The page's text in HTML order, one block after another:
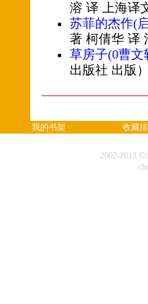
溶 译 上海译
苏菲的杰作(
著 柯倩华 译
草房子(0曹
出版社 出版
我的书架 收藏
2002-2013